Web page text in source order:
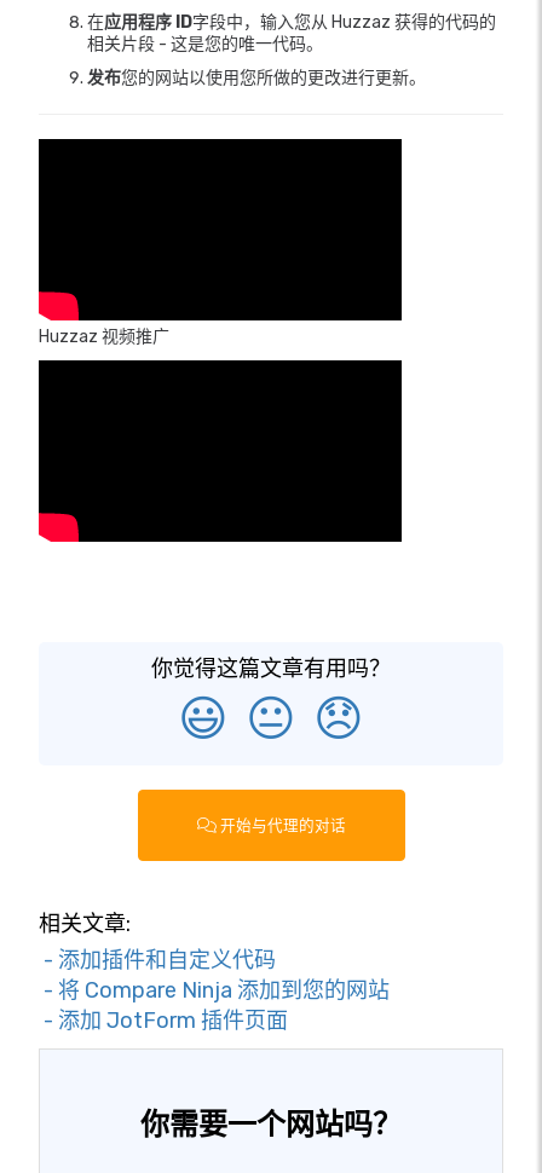
在应用程序 ID字段中，输入您从 Huzzaz 获得的代码的
相关片段 - 这是您的唯一代码。
发布您的网站以使用您所做的更改进行更新。
Huzzaz 视频推广
你觉得这篇文章有用吗？
😃 😐 😞
开始与代理的对话
相关文章:
- 添加插件和自定义代码
- 将 Compare Ninja 添加到您的网站
- 添加 JotForm 插件页面
你需要一个网站吗？